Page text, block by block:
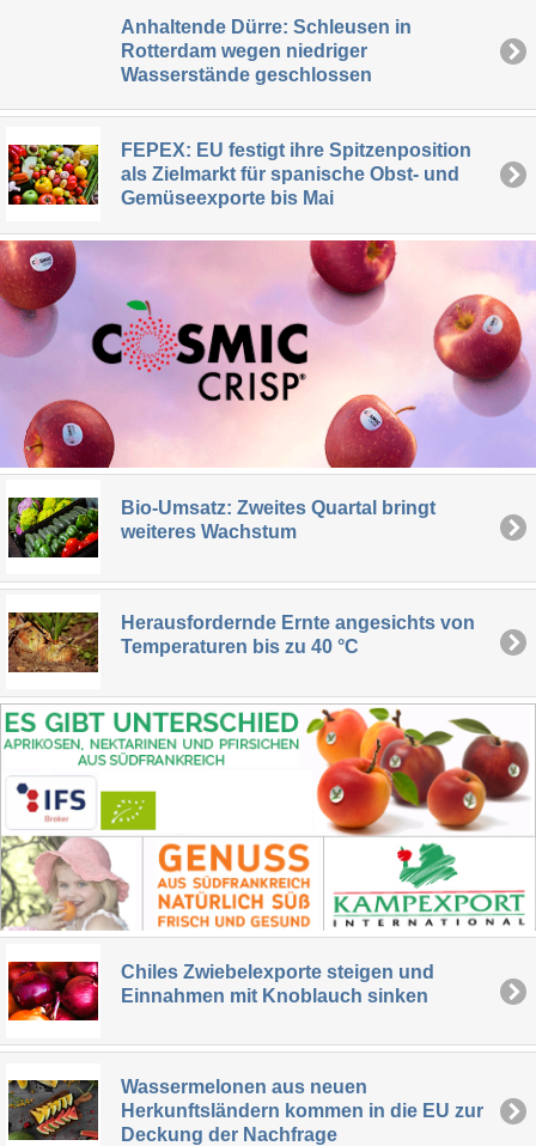
Anhaltende Dürre: Schleusen in
Rotterdam wegen niedriger
Wasserstände geschlossen
FEPEX: EU festigt ihre Spitzenposition
als Zielmarkt für spanische Obst- und
Gemüseexporte bis Mai
Bio-Umsatz: Zweites Quartal bringt
weiteres Wachstum
Herausfordernde Ernte angesichts von
Temperaturen bis zu 40 °C
Chiles Zwiebelexporte steigen und
Einnahmen mit Knoblauch sinken
Wassermelonen aus neuen
Herkunftsländern kommen in die EU zur
Deckung der Nachfrage